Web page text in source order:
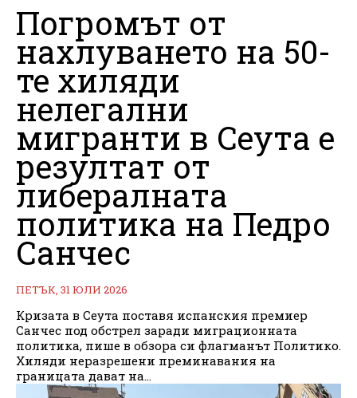
Погромът от
нахлуването на 50-
те хиляди
нелегални
мигранти в Сеута е
резултат от
либералната
политика на Педро
Санчес
ПЕТЪК, 31 ЮЛИ 2026
Кризата в Сеута поставя испанския премиер
Санчес под обстрел заради миграционната
политика, пише в обзора си флагманът Политико.
Хиляди неразрешени преминавания на
границата дават на...